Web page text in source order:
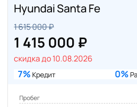
Hyundai Santa Fe
1 615 000 ₽
1 415 000 ₽
скидка до 10.08.2026
7% Кредит 0%
Пробег